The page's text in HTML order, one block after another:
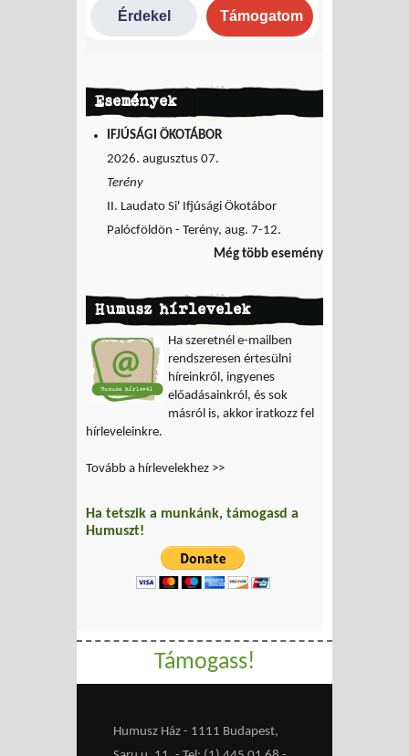
Események
IFJÚSÁGI ÖKOTÁBOR
2026. augusztus 07.
Terény
II. Laudato Si' Ifjúsági Ökotábor
Palócföldön - Terény, aug. 7-12.
Még több esemény
Humusz hírlevelek
Ha szeretnél e-mailben
rendszeresen értesülni
híreinkről, ingyenes
előadásainkról, és sok
másról is, akkor iratkozz fel
hírleveleinkre.
Tovább a hírlevelekhez >>
Ha tetszik a munkánk, támogasd a
Humuszt!
Támogass!
Humusz Ház - 1111 Budapest,